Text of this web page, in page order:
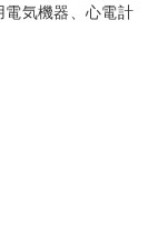
電気機器、心電計